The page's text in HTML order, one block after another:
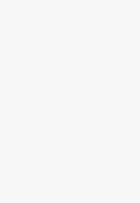
INFLATIONSRATE IM
„DER
WEITERE
ENERGIEPREISE
IM